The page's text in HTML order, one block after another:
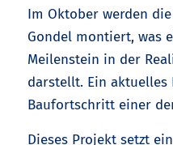
Im Oktober werden
Gondel montiert, was
Meilenstein in der
darstellt. Ein aktuelles
Baufortschritt einer
Dieses Projekt setzt